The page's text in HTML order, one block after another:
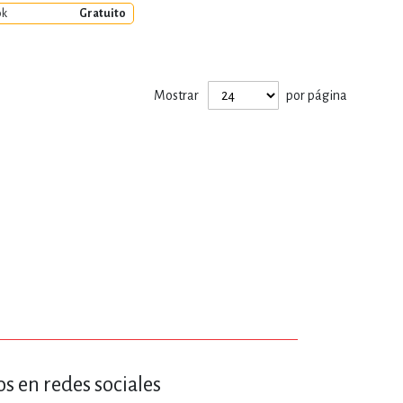
VETERINARIA
ANIMADOS
Gratuito
Mostrar por página
en redes sociales